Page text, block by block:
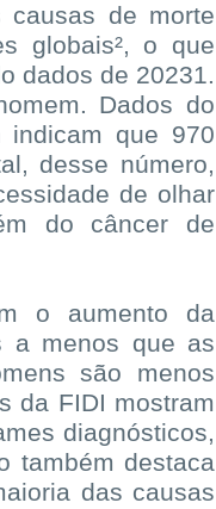
causas de morte
globais², o que
dados de 20231.
Dados do
indicam que 970
desse número,
de olhar
do câncer de
o aumento da
a menos que as
são menos
da FIDI mostram
diagnósticos,
também destaca
das causas